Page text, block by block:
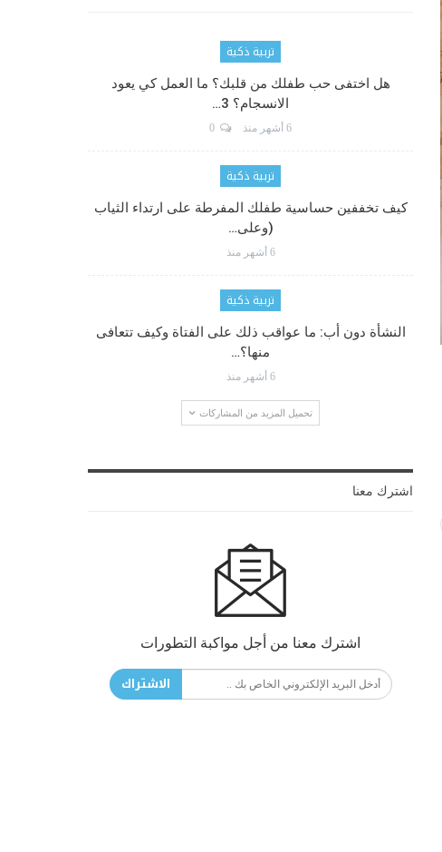
تربية ذكية
هل اختفى حب طفلك من قلبك؟ ما العمل كي يعود
الانسجام؟ 3…
6 أشهر منذ
تربية ذكية
كيف تخففين حساسية طفلك المفرطة على ارتداء الثياب
(وعلى…
6 أشهر منذ
تربية ذكية
النشأة دون أب: ما عواقب ذلك على الفتاة وكيف تتعافى
منها؟…
6 أشهر منذ
تحميل المزيد من المشاركات
اشترك معنا
اشترك معنا من أجل مواكبة التطورات
الاشتراك